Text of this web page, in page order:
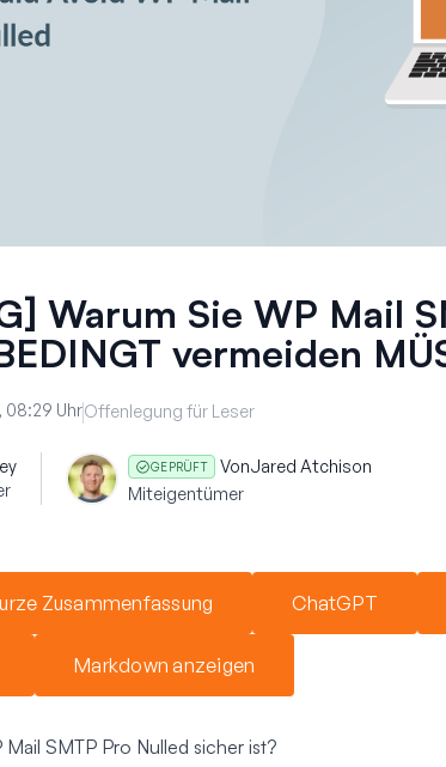
Warum Sie WP Mail
vermeiden
08:29 UhrOffenlegung für Leser
GEPRÜFT VonJared Atchison
Miteigentümer
Zusammenfassung ChatGPT
Markdown anzeigen
SMTP Pro Nulled sicher ist?